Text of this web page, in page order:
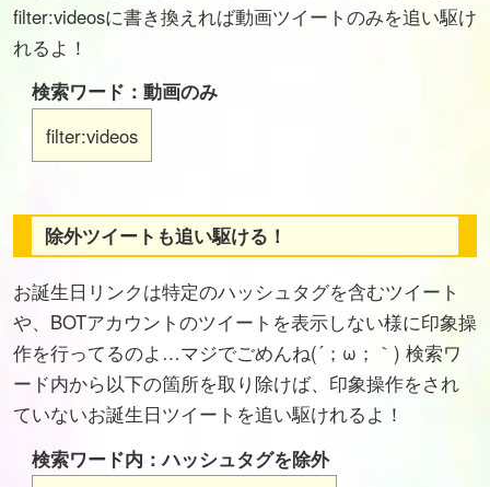
filter:videosに書き換えれば動画ツイートのみを追い駆け
れるよ！
検索ワード：動画のみ
filter:videos
除外ツイートも追い駆ける！
お誕生日リンクは特定のハッシュタグを含むツイート
や、BOTアカウントのツイートを表示しない様に印象操
作を行ってるのよ…マジでごめんね(´；ω；｀) 検索ワ
ード内から以下の箇所を取り除けば、印象操作をされ
ていないお誕生日ツイートを追い駆けれるよ！
検索ワード内：ハッシュタグを除外